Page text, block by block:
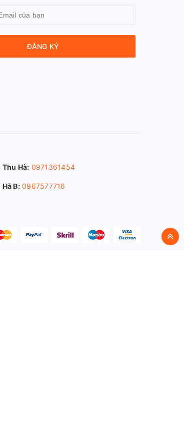
ĐĂNG KÝ
Thu Hà: 0971361454
Hà B: 0967577716